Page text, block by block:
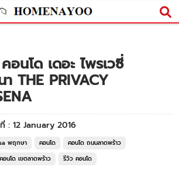
อนโด เดอะ ไพรเวซี่
THE PRIVACY
: 12 January 2016
พฤกษา คอนโด
คอนโด ถนนลาดพร้าว
คอนโด เขตลาดพร้าว รีวิว คอนโด